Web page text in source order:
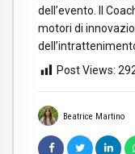
Beatrice Martino
dell’evento. Il
motori di
Post Views: